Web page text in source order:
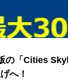
の「Cities
へ！